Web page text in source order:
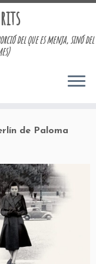
del que es menja, sinó del
de Paloma